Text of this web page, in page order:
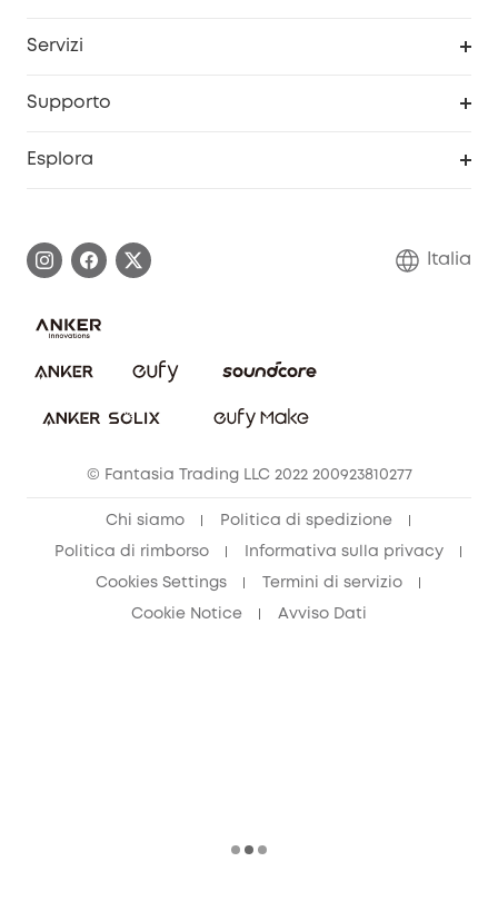
Servizi
Supporto
Annulla ordine
Esplora
Contattaci
Italia
© Fantasia Trading LLC 2022 200923810277
Chi siamo Politica di spedizione
Politica di rimborso Informativa sulla privacy
Cookies Settings Termini di servizio
Cookie Notice Avviso Dati